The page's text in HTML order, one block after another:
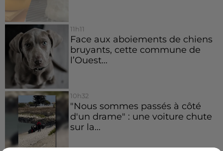
11h11
Face aux aboiements de chiens
bruyants, cette commune de
l’Ouest...
10h32
"Nous sommes passés à côté
d'un drame" : une voiture chute
sur la...